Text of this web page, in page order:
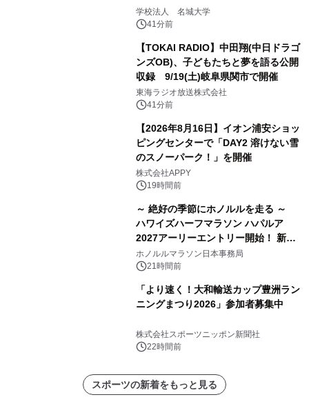
学校法人 名城大学
41分前
【TOKAI RADIO】中田翔(中日ドラゴ
ンズOB)、子どもたちと夢を語る公開
収録 9/19(土)岐阜県関市で開催
東海ラジオ放送株式会社
41分前
【2026年8月16日】イオン浦安ショッ
ピングセンターで「DAY2 溶けない雪
のスノーパーク！」を開催
株式会社APPY
19時間前
～ 絶好の季節にホノルルを走る ～
ハワイズハーフマラソン ハパルア
2027アーリーエントリー開始！ 新カ
テゴリー「ハパルアIKI(イキ)」(約
13.4km)が登場
ホノルルマラソン日本事務局
21時間前
「より速く！大和輸送カップ豊洲ラン
ニングまつり2026」参加者募集中
株式会社スポーツニッポン新聞社
22時間前
スポーツの新着をもっと見る